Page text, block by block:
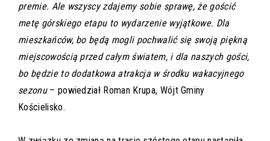
premie. Ale wszyscy zdajemy sobie sprawę, że gościć
metę górskiego etapu to wydarzenie wyjątkowe. Dla
mieszkańców, bo będą mogli pochwalić się swoją piękną
miejscowością przed całym światem, i dla naszych gości,
bo będzie to dodatkowa atrakcja w środku wakacyjnego
sezonu – powiedział Roman Krupa, Wójt Gminy
Kościelisko.